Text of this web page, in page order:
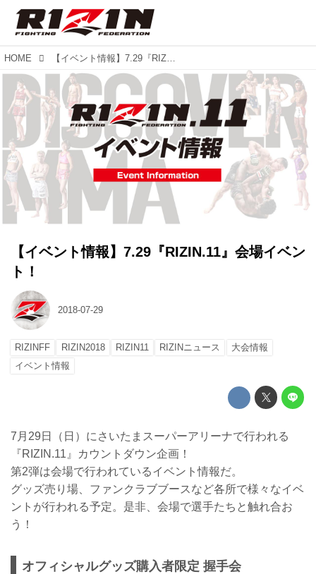
HOME 【イベント情報】7.29『RIZIN.11』会場イベント！
【イベント情報】7.29『RIZIN.11』会場イベン
ト！
2018-07-29
RIZINFF RIZIN2018 RIZIN11 RIZINニュース
大会情報
イベント情報
7月29日（日）にさいたまスーパーアリーナで行われる
『RIZIN.11』カウントダウン企画！
第2弾は会場で行われているイベント情報だ。
グッズ売り場、ファンクラブブースなど各所で様々なイベ
ントが行われる予定。是非、会場で選手たちと触れ合お
う！
オフィシャルグッズ購入者限定 握手会